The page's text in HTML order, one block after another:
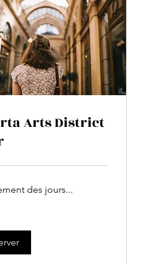
Arts District
des jours...